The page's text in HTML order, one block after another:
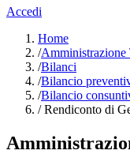
Accedi
Home
/Amministrazione
/Bilanci
/Bilancio
/Bilancio
/Rendiconto di